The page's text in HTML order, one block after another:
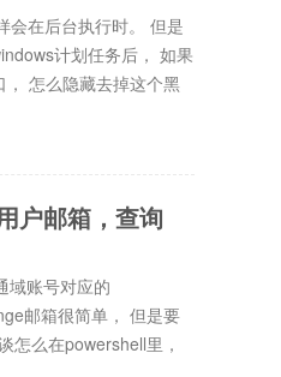
会在后台执行时。 但是
计划任务后， 如果
怎么隐藏去掉这个黑
户邮箱，查询
域账号对应的
邮箱很简单， 但是要
怎么在powershell里，